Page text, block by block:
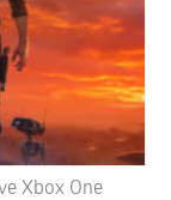
Xbox One